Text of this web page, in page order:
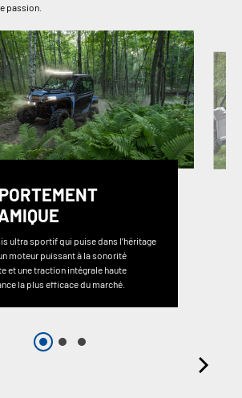
passion.
ultra sportif qui puise dans l’héritage
moteur puissant à la sonorité
et une traction intégrale haute
la plus efficace du marché.